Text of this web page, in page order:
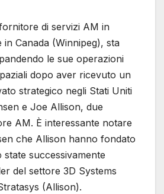
di servizi AM in
in Canada (Winnipeg), sta
le sue operazioni
dopo aver ricevuto un
strategico negli Stati Uniti
e Joe Allison, due
AM. È interessante notare
che Allison hanno fondato
successivamente
del settore 3D Systems
(Allison).